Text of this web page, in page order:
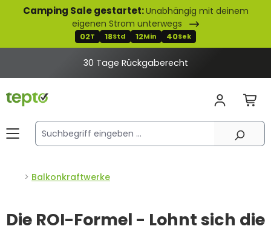
springen
Camping Sale gestartet:Unabhängig mit deinem
eigenen Strom unterwegs
02T 18Std 12Min 39Sek
30 Tage Rückgaberecht
Balkonkraftwerke
Die ROI-Formel - Lohnt sich die